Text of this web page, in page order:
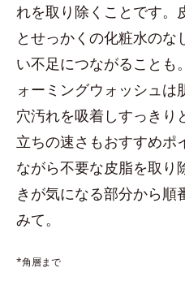
れを取り除くことです。
とせっかくの化粧水のな
い不足につながることも
ォーミングウォッシュ
穴汚れを吸着しすっきり
立ちの速さもおすすめポ
ながら不要な皮脂を取り
きが気になる部分から順
みて。
*角層まで